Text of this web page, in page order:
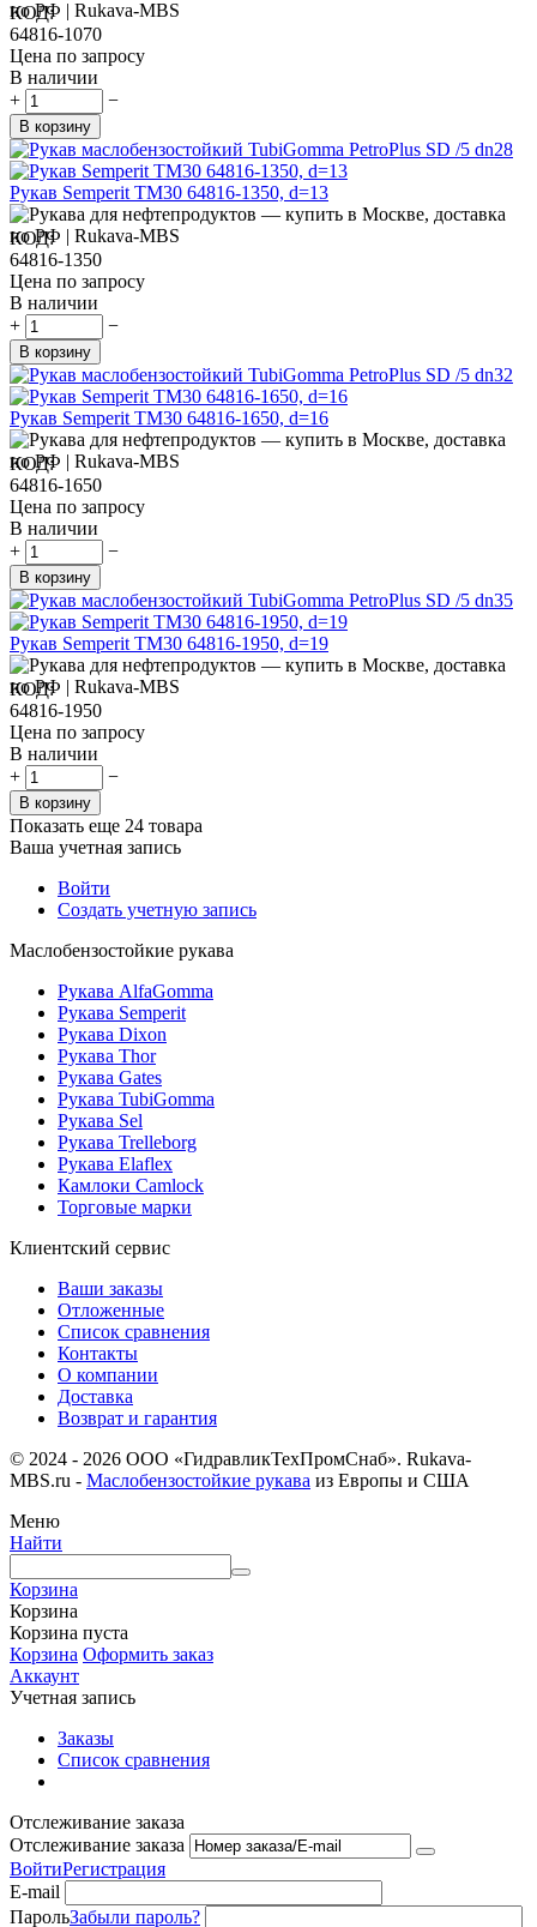
КОД:
64816-1070
Цена по запросу
В наличии
+
−
В корзину
Рукав Semperit TM30 64816-1350, d=13
КОД:
64816-1350
Цена по запросу
В наличии
+
−
В корзину
Рукав Semperit TM30 64816-1650, d=16
КОД:
64816-1650
Цена по запросу
В наличии
+
−
В корзину
Рукав Semperit TM30 64816-1950, d=19
КОД:
64816-1950
Цена по запросу
В наличии
+
−
В корзину
Показать еще 24 товара
Ваша учетная запись
Войти
Создать учетную запись
Маслобензостойкие рукава
Рукава AlfaGomma
Рукава Semperit
Рукава Dixon
Рукава Thor
Рукава Gates
Рукава TubiGomma
Рукава Sel
Рукава Trelleborg
Рукава Elaflex
Камлоки Camlock
Торговые марки
Клиентский сервис
Ваши заказы
Отложенные
Список сравнения
Контакты
О компании
Доставка
Возврат и гарантия
© 2024 - 2026 ООО «ГидравликТехПромСнаб». Rukava-
MBS.ru - Маслобензостойкие рукава из Европы и США
Меню
Найти
Корзина
Корзина
Корзина пуста
Корзина Оформить заказ
Аккаунт
Учетная запись
Заказы
Список сравнения
Отслеживание заказа
Отслеживание заказа
ВойтиРегистрация
E-mail
ПарольЗабыли пароль?